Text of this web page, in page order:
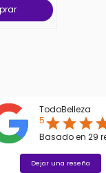
TodoBelleza
5starstarstar
Basado en 29
Dejar una reseña